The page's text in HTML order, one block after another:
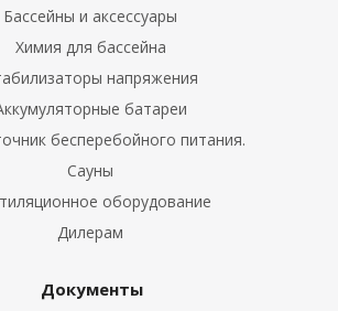
Бассейны и аксессуары
Химия для бассейна
напряжения
батареи
бесперебойного питания.
Сауны
оборудование
Дилерам
Документы